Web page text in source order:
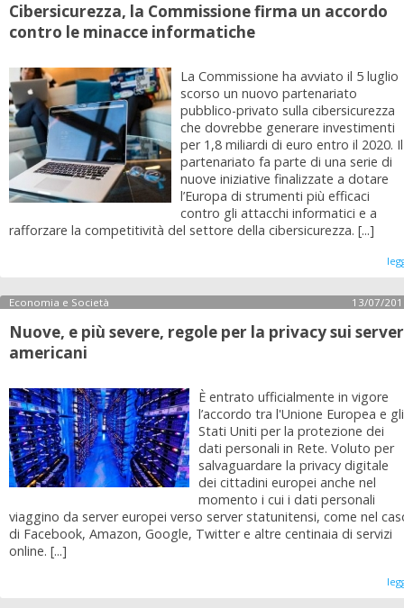
Cibersicurezza, la Commissione firma un accordo
contro le minacce informatiche
La Commissione ha avviato il 5 luglio
scorso un nuovo partenariato
pubblico-privato sulla cibersicurezza
che dovrebbe generare investimenti
per 1,8 miliardi di euro entro il 2020. Il
partenariato fa parte di una serie di
nuove iniziative finalizzate a dotare
l’Europa di strumenti più efficaci
contro gli attacchi informatici e a
rafforzare la competitività del settore della cibersicurezza. [...]
Economia e Società 13/07/
Nuove, e più severe, regole per la privacy sui server
americani
È entrato ufficialmente in vigore
l’accordo tra l'Unione Europea e gli
Stati Uniti per la protezione dei
dati personali in Rete. Voluto per
salvaguardare la privacy digitale
dei cittadini europei anche nel
momento i cui i dati personali
viaggino da server europei verso server statunitensi, come nel
di Facebook, Amazon, Google, Twitter e altre centinaia di servizi
online. [...]